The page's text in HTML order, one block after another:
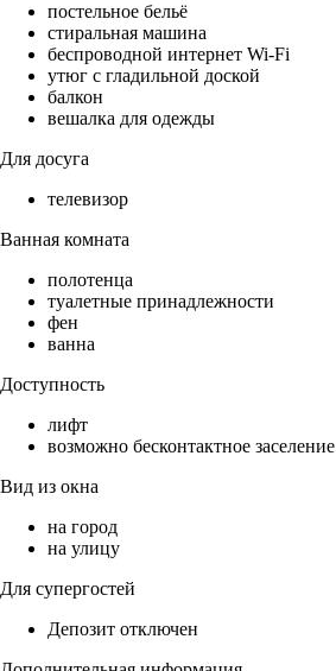
постельное бельё
стиральная машина
беспроводной интернет Wi-Fi
утюг с гладильной доской
балкон
вешалка для одежды
Для досуга
телевизор
Ванная комната
полотенца
туалетные принадлежности
фен
ванна
Доступность
лифт
возможно бесконтактное заселение
Вид из окна
на город
на улицу
Для супергостей
Депозит отключен